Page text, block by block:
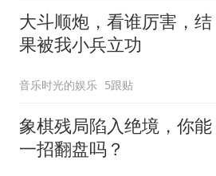
大斗顺炮，看谁厉害，结
果被我小兵立功
音乐时光的娱乐 5跟贴
象棋残局陷入绝境，你能
一招翻盘吗？